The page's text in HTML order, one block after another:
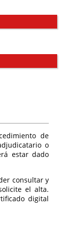
de
o
estar dado
consultar y
el alta.
digital